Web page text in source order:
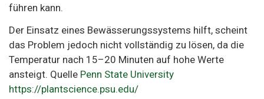
führen kann.
Der Einsatz eines Bewässerungssystems hilft, scheint
das Problem jedoch nicht vollständig zu lösen, da die
Temperatur nach 15–20 Minuten auf hohe Werte
ansteigt. Quelle Penn State University
https://plantscience.psu.edu/